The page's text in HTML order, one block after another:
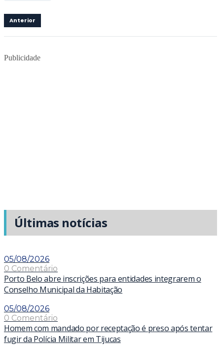
Anterior
Publicidade
Últimas notícias
05/08/2026
0 Comentário
Porto Belo abre inscrições para entidades integrarem o
Conselho Municipal da Habitação
05/08/2026
0 Comentário
Homem com mandado por receptação é preso após tentar
fugir da Polícia Militar em Tijucas